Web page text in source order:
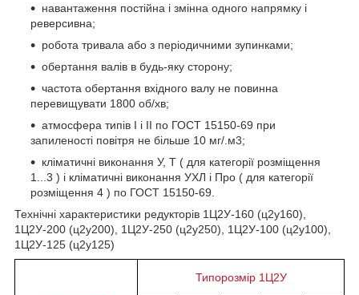
навантаження постійна і змінна одного напрямку і
реверсивна;
робота тривала або з періодичними зупинками;
обертання валів в будь-яку сторону;
частота обертання вхідного валу не повинна
перевищувати 1800 об/хв;
атмосфера типів I і II по ГОСТ 15150-69 при
запиленості повітря не більше 10 мг/.м3;
кліматичні виконання У, Т ( для категорії розміщення
1...3 ) і кліматичні виконання УХЛ і Про ( для категорії
розміщення 4 ) по ГОСТ 15150-69.
Технічні характеристики редукторів 1Ц2У-160 (ц2у160),
1Ц2У-200 (ц2у200), 1Ц2У-250 (ц2у250), 1Ц2У-100 (ц2у100),
1Ц2У-125 (ц2у125)
Типорозмір 1Ц2У